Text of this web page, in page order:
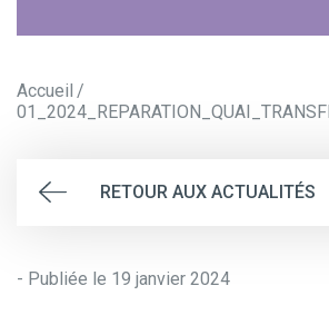
Accueil
RETOUR AUX ACTUALITÉS
- Publiée le 19 janvier 2024